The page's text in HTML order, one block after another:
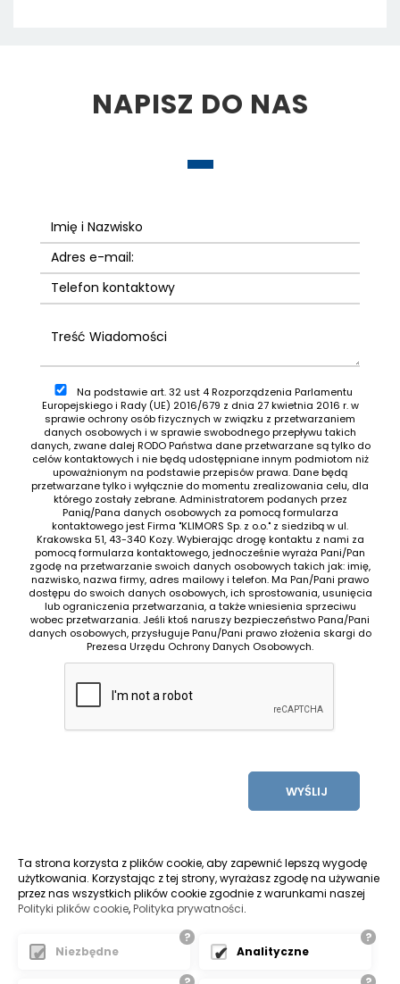
NAPISZ DO NAS
Na podstawie art. 32 ust 4 Rozporządzenia Parlamentu
Europejskiego i Rady (UE) 2016/679 z dnia 27 kwietnia 2016 r. w
sprawie ochrony osób fizycznych w związku z przetwarzaniem
danych osobowych i w sprawie swobodnego przepływu takich
danych, zwane dalej RODO Państwa dane przetwarzane są tylko do
celów kontaktowych i nie będą udostępniane innym podmiotom niż
upoważnionym na podstawie przepisów prawa. Dane będą
przetwarzane tylko i wyłącznie do momentu zrealizowania celu, dla
którego zostały zebrane. Administratorem podanych przez
Panią/Pana danych osobowych za pomocą formularza
kontaktowego jest Firma "KLIMORS Sp. z o.o." z siedzibą w ul.
Krakowska 51, 43-340 Kozy. Wybierając drogę kontaktu z nami za
pomocą formularza kontaktowego, jednocześnie wyraża Pani/Pan
zgodę na przetwarzanie swoich danych osobowych takich jak: imię,
nazwisko, nazwa firmy, adres mailowy i telefon. Ma Pan/Pani prawo
dostępu do swoich danych osobowych, ich sprostowania, usunięcia
lub ograniczenia przetwarzania, a także wniesienia sprzeciwu
wobec przetwarzania. Jeśli ktoś naruszy bezpieczeństwo Pana/Pani
danych osobowych, przysługuje Panu/Pani prawo złożenia skargi do
Prezesa Urzędu Ochrony Danych Osobowych.
WYŚLIJ
Pozycjonowanie stron bielsko
Ta strona korzysta z plików cookie, aby zapewnić lepszą wygodę
użytkowania. Korzystając z tej strony, wyrażasz zgodę na używanie
przez nas wszystkich plików cookie zgodnie z warunkami naszej
Polityki plików cookie,Polityka prywatności.
?
Niezbędne
?
Analityczne